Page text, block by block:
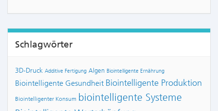
Schlagwörter
3D-Druck Additive Fertigung Algen Biointelligente Ernährung
Biointelligente Gesundheit Biointelligente Produktion
Biointelligenter Konsum biointelligente Systeme